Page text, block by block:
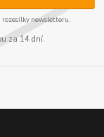
newsletteru.
za 14 dní.